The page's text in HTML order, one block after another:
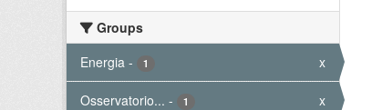
Groups
Energia - 1 x
Osservatorio... - 1 x